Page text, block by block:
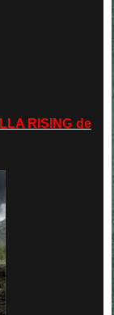
RISING de